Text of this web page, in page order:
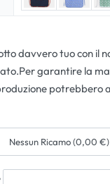
davvero tuo con il
garantire la
potrebbero